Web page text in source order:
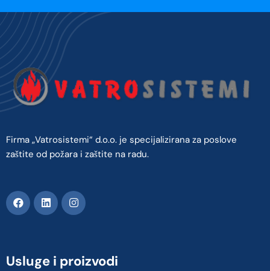
Firma „Vatrosistemi“ d.o.o. je specijalizirana za poslove
zaštite od požara i zaštite na radu.
Usluge i proizvodi